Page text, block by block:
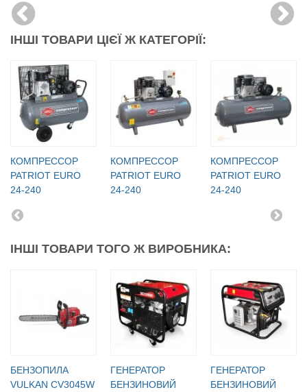
ІНШІ ТОВАРИ ЦІЄЇ Ж КАТЕГОРІЇ:
КОМПРЕССОР
PATRIOT EURO
24-240
КОМПРЕССОР
PATRIOT EURO
24-240
КОМПРЕССОР
PATRIOT EURO
24-240
ІНШІ ТОВАРИ ТОГО Ж ВИРОБНИКА:
БЕНЗОПИЛА
VULKAN CV3045W
ГЕНЕРАТОР
БЕНЗИНОВИЙ
ГЕНЕРАТОР
БЕНЗИНОВИЙ